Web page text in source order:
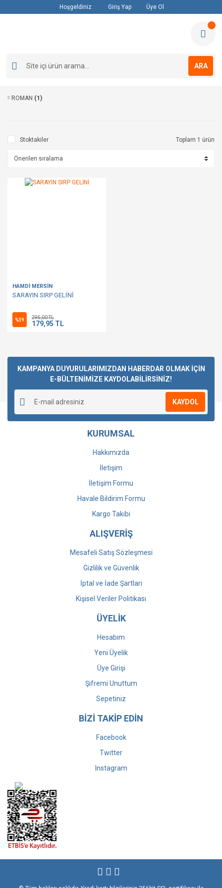
Hoşgeldiniz Giriş Yap Üye Ol
ARA
ROMAN (1)
Stoktakiler Toplam 1 ürün
HAMDİ MERSİN
SARAYIN SIRP GELİNİ
%39 295,00 TL
179,95 TL
KAMPANYA DUYURULARIMIZDAN HABERDAR OLMAK İÇİN
E-BÜLTENİMİZE KAYDOLABİLİRSİNİZ!
KAYDOL
KURUMSAL
Hakkımızda
İletişim
İletişim Formu
Havale Bildirim Formu
Kargo Takibi
ALIŞVERİŞ
Mesafeli Satış Sözleşmesi
Gizlilik ve Güvenlik
İptal ve İade Şartları
Kişisel Veriler Politikası
ÜYELİK
Hesabım
Yeni Üyelik
Üye Girişi
Şifremi Unuttum
Sepetiniz
BİZİ TAKİP EDİN
Facebook
Twitter
Instagram